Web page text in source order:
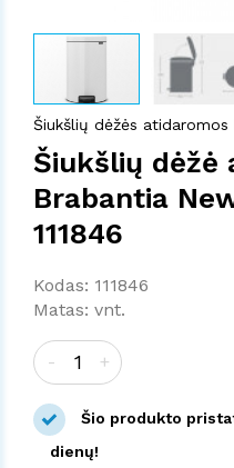
Šiukšlių dėžės atidaromos
Šiukšlių dėžė
Brabantia
111846
Kodas: 111846
Matas: vnt.
- +
Šio produkto
dienų!